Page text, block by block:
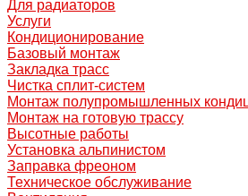
Для радиаторов
Услуги
Кондиционирование
Базовый монтаж
Закладка трасс
Чистка сплит-систем
Монтаж полупромышленных
Монтаж на готовую трассу
Высотные работы
Установка альпинистом
Заправка фреоном
Техническое обслуживание